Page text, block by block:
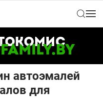
автоэмалей
для